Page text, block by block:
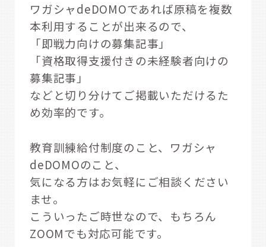
ワガシャdeDOMOであれば原稿を複数
本利用することが出来るので、
「即戦力向けの募集記事」
「資格取得支援付きの未経験者向けの
募集記事」
などと切り分けてご掲載いただけるた
め効率的です。
教育訓練給付制度のこと、ワガシャ
deDOMOのこと、
気になる方はお気軽にご相談ください
ませ。
こういったご時世なので、もちろん
ZOOMでも対応可能です。